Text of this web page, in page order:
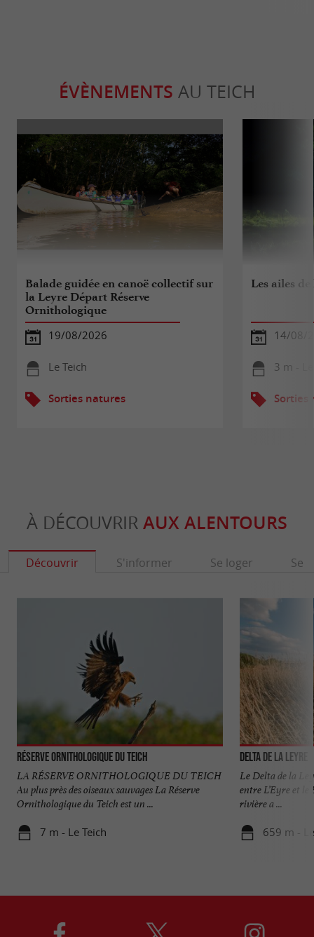
ÉVÈNEMENTS AU TEICH
Balade guidée en canoë collectif sur
la Leyre Départ Réserve
Ornithologique
19/08/2026
Le Teich
Sorties natures
Les ailes
14/08/
3 m -
Sorties
À DÉCOUVRIR AUX ALENTOURS
Découvrir S'informer Se loger Se
Réserve Orni­thologique du Teich
LA RÉSERVE ORNITHOLOGIQUE DU TEICH
Au plus près des oiseaux sauvages La Réserve
Ornithologique du Teich est un ...
7 m - Le Teich
Delta de la Leyre
Le Delta de la
entre L’Eyre et le
rivière a ...
659 m -